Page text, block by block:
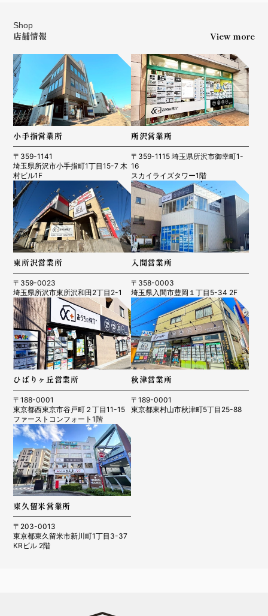
Shop
店舗情報 View more
小手指営業所
〒359-1141
埼玉県所沢市小手指町1丁目15-7 木
村ビル1F
所沢営業所
〒359-1115 埼玉県所沢市御幸町1-
16
スカイライズタワー1階
東所沢営業所
〒359-0023
埼玉県所沢市東所沢和田2丁目2-1
入間営業所
〒358-0003
埼玉県入間市豊岡１丁目5-34 2F
ひばりヶ丘営業所
〒188-0001
東京都西東京市谷戸町２丁目11-15
ファーストコンフォート1階
秋津営業所
〒189-0001
東京都東村山市秋津町5丁目25-88
東久留米営業所
〒203-0013
東京都東久留米市新川町1丁目3-37
KRビル 2階